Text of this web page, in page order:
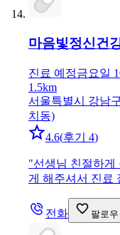
마음빛정신건
진료 예정금요일
1.5km
서울특별시 강남
치동)
4.6(후기 4)
"선생님 친절하게
게 해주셔서 진료
전화 팔로우